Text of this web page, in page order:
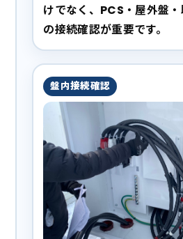
けでなく、PCS・屋外盤
の接続確認が重要です。
盤内接続確認